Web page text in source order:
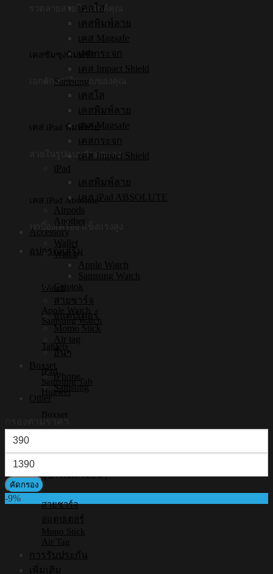
รวดลายสวยในสไตล์คุณ
เคสซัมซุงพิมพ์ชื่อ
เอกลักษณ์ในแบบของคุณ
เคส iPad พิมพ์ลาย
สวยในรูปแบบตัวคุณเอง
เคส iPad Absolute
ปกป้องเครื่อง แข็งแรงสูง
อุปกรณ์เสริม
Watch
Apple Watch
Samsung Watch
Tablets
iPad
Samsung Tab
Huawei
Boxset
Samsung Boxset
อุปกรณ์เสริมอื่นๆ
สายชาร์จ
อแดปเตอร์
Mono Stick
Air Tag
การรับประกัน
เพิ่มเติม
เคสใส
เคสพิมพ์ลาย
เคส Magsafe
เคสกระจก
เคส Impact Shield
Samsung
เคสใส
เคสพิมพ์ลาย
เคส Magsafe
เคสกระจก
เคส Impact Shield
iPad
เคสพิมพ์ลาย
เคส iPad ABSOLUTE
Airpods
Another
Accessory
Wallet
Watch
Apple Watch
Samsung Watch
Griptok
สายชาร์จ
อแดปเตอร์
Momo Stick
Air tag
อื่นๆ
Boxset
iPhone
Samsung
Other
ราคา
ต่ำ
สุด
ราคา
สูงสุด
คัดกรอง
-9%